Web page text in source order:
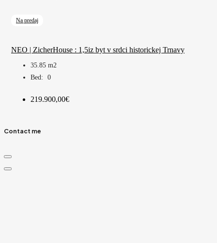
Na predaj
NEO | ZicherHouse : 1,5iz byt v srdci historickej Trnavy
219.900,00€
35.85 m2
Bed:
0
Contact me